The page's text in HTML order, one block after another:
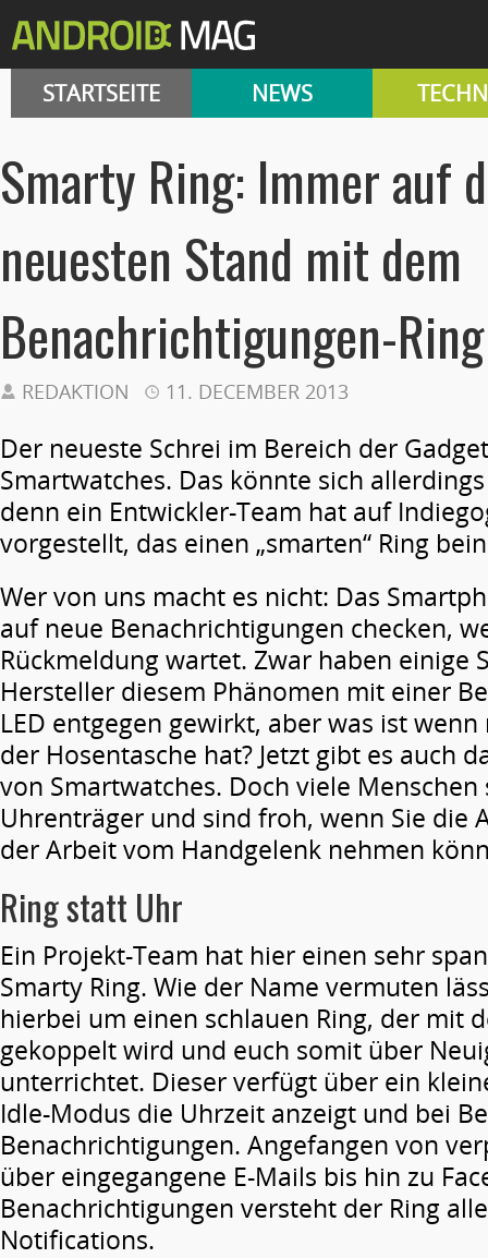
STARTSEITE NEWS
Smarty Ring: Immer auf
neuesten Stand mit dem
Benachrichtigungen-Ring
REDAKTION 11. DECEMBER 2013
Der neueste Schrei im Bereich der
Smartwatches. Das könnte sich
denn ein Entwickler-Team hat auf
vorgestellt, das einen „smarten“ Ring
Wer von uns macht es nicht: Das
auf neue Benachrichtigungen checken,
Rückmeldung wartet. Zwar haben einige
Hersteller diesem Phänomen mit einer
LED entgegen gewirkt, aber was ist
der Hosentasche hat? Jetzt gibt es auch
von Smartwatches. Doch viele
Uhrenträger und sind froh, wenn Sie die
der Arbeit vom Handgelenk nehmen
Ring statt Uhr
Ein Projekt-Team hat hier einen sehr
Smarty Ring. Wie der Name vermuten
hierbei um einen schlauen Ring, der mit
gekoppelt wird und euch somit über
unterrichtet. Dieser verfügt über ein
Idle-Modus die Uhrzeit anzeigt und bei
Benachrichtigungen. Angefangen von
über eingegangene E-Mails bis hin zu
Benachrichtigungen versteht der Ring
Notifications.